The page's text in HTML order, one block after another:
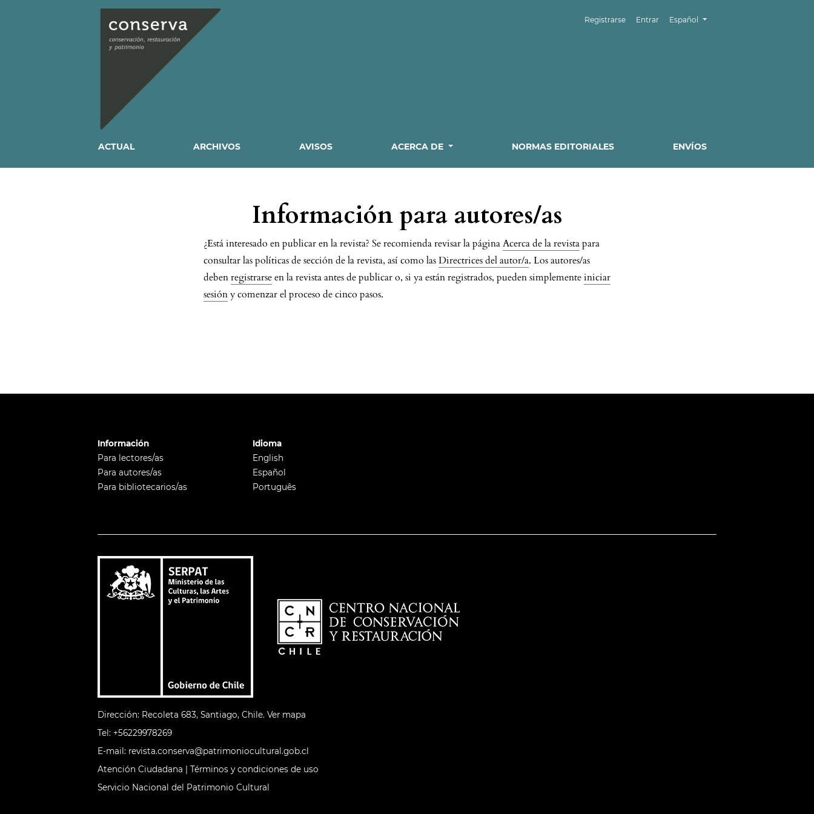
Registrarse Entrar Cambiar el idioma. El idioma actual es:
Español
ACTUAL ARCHIVOS AVISOS ACERCA DE NORMAS EDITORIALES ENVÍOS
Información para autores/as
¿Está interesado en publicar en la revista? Se recomienda revisar la páginaAcerca de la revistapara
consultar las políticas de sección de la revista, así como lasDirectrices del autor/a. Los autores/as
debenregistrarseen la revista antes de publicar o, si ya están registrados, pueden simplementeiniciar
sesióny comenzar el proceso de cinco pasos.
Información
Para lectores/as
Para autores/as
Para bibliotecarios/as
Idioma
English
Español
Português
Dirección: Recoleta 683, Santiago, Chile.Ver mapa
Tel: +56229978269​
E-mail: revista.conserva@patrimoniocultural.gob.cl
Atención Ciudadana |Términos y condiciones de uso
Servicio Nacional del Patrimonio Cultural